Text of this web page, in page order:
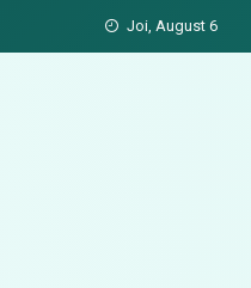
Joi, August 6